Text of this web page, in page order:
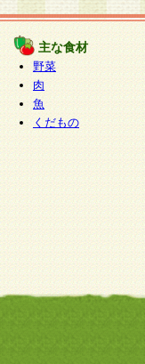
主な食材
野菜
肉
魚
くだもの